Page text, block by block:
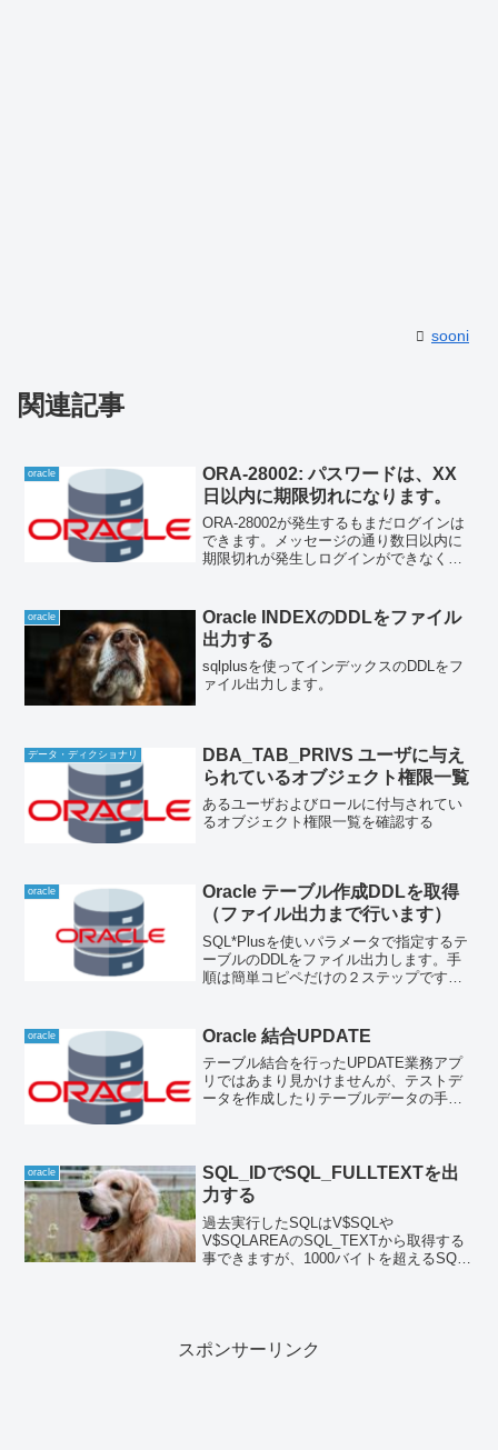
sooni
関連記事
oracle
ORA-28002: パスワードは、XX
日以内に期限切れになります。
ORA-28002が発生するもまだログインは
できます。メッセージの通り数日以内に
期限切れが発生しログインができなくな
る、もしくはパスワード権限を無期限に
する方法です。今...
oracle
Oracle INDEXのDDLをファイル
出力する
sqlplusを使ってインデックスのDDLをフ
ァイル出力します。
データ・ディクショナリ
DBA_TAB_PRIVS ユーザに与え
られているオブジェクト権限一覧
あるユーザおよびロールに付与されてい
るオブジェクト権限一覧を確認する
oracle
Oracle テーブル作成DDLを取得
（ファイル出力まで行います）
SQL*Plusを使いパラメータで指定するテ
ーブルのDDLをファイル出力します。手
順は簡単コピペだけの２ステップです。
ル（get_table_ddl.sql）を作成す...
oracle Oracle 結合UPDATE
テーブル結合を行ったUPDATE業務アプ
リではあまり見かけませんが、テストデ
ータを作成したりテーブルデータの手動
のpric...
oracle
SQL_IDでSQL_FULLTEXTを出
力する
過去実行したSQLはV$SQLや
V$SQLAREAのSQL_TEXTから取得する
事できますが、1000バイトを超えるSQL
列を表示できない制限があって期待通り
の表示ができません。これら課題をクリ
スポンサーリンク